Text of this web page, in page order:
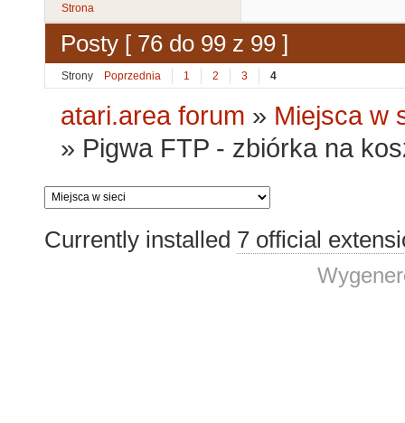
Strona
Posty [ 76 do 99 z 99 ]
Strony Poprzednia 1 2 3 4
atari.area forum » Miejsca w
» Pigwa FTP - zbiórka na
Currently installed 7 official